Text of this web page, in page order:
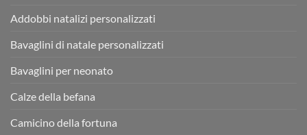
Addobbi natalizi personalizzati
Bavaglini di natale personalizzati
Bavaglini per neonato
Calze della befana
Camicino della fortuna